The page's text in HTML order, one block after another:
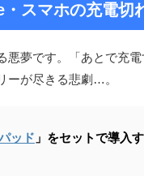
スマホの充電切
悪夢です。「あとで充
ーが尽きる悲劇…。
ッド 」をセットで導入